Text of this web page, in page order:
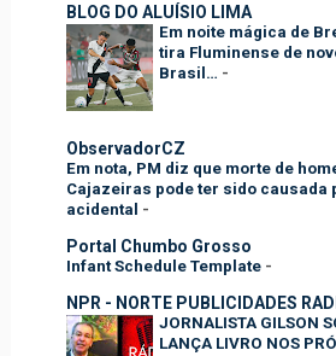
BLOG DO ALUÍSIO LIMA
Em noite mágica de
tira Fluminense de
Brasil… -
ObservadorCZ
Em nota, PM diz que morte de
Cajazeiras pode ter sido causada
acidental -
Portal Chumbo Grosso
Infant Schedule Template -
NPR - NORTE PUBLICIDADES
JORNALISTA GILSON
LANÇA LIVRO NOS